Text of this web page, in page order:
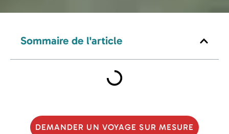
Sommaire de l'article
DEMANDER UN VOYAGE SUR MESURE